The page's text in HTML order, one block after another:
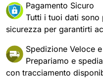
Pagamento Sicuro
Tutti i tuoi dati sono
sicurezza per garantirti
Spedizione Veloce
Prepariamo e
con tracciamento